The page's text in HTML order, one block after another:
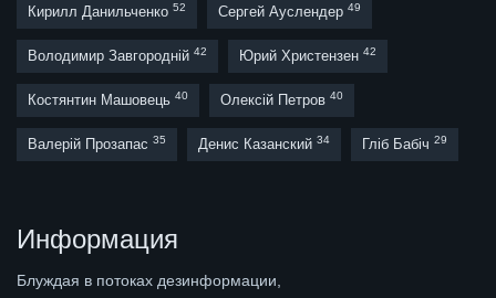
Кирилл Данильченко 52 Сергей Ауслендер 49
Володимир Завгородній 42 Юрий Христензен 42
Костянтин Машовець 40 Олексій Петров 40
Валерій Прозапас 35 Денис Казанский 34 Гліб Бабіч 29
Информация
Блуждая в потоках дезинформации,